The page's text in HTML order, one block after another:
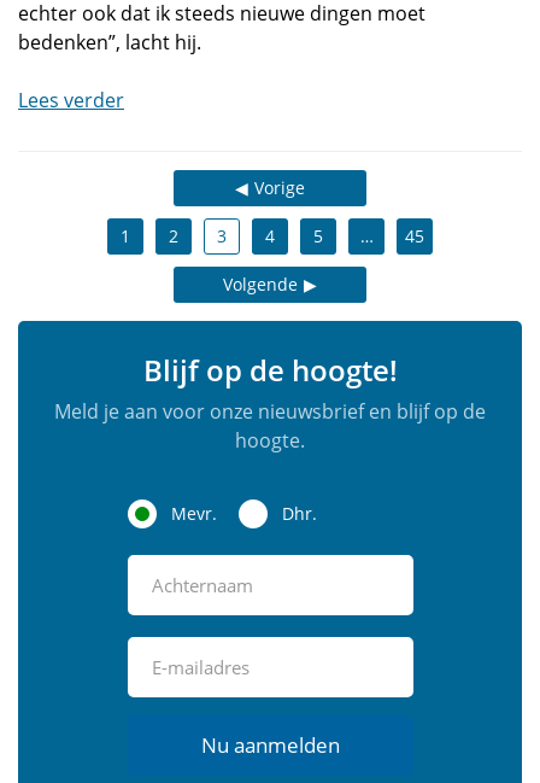
echter ook dat ik steeds nieuwe dingen moet
bedenken”, lacht hij.
Lees verder
Vorige
1 2 3 4 5 … 45
Volgende
Blijf op de hoogte!
Meld je aan voor onze nieuwsbrief en blijf op de
hoogte.
Mevr. Dhr.
Nu aanmelden